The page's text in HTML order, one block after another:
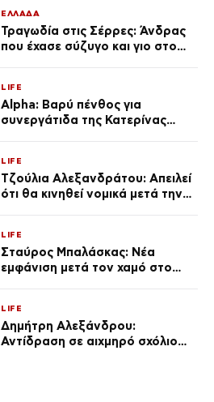
ΕΛΛΑΔΑ
Τραγωδία στις Σέρρες: Άνδρας
που έχασε σύζυγο και γιο στο
LIFE
Alpha: Βαρύ πένθος για
συνεργάτιδα της Κατερίνας
του Θεού»
LIFE
Τζούλια Αλεξανδράτου: Απειλεί
ότι θα κινηθεί νομικά μετά την
LIFE
Σταύρος Μπαλάσκας: Νέα
εμφάνιση μετά τον χαμό στο
LIFE
Δημήτρη Αλεξάνδρου:
Αντίδραση σε αιχμηρό σχόλιο